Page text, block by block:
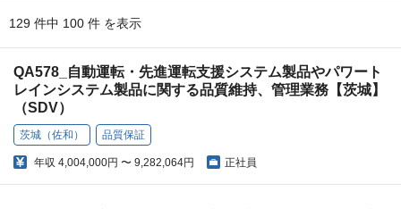
129 件中 100 件 を表示
QA578_自動運転・先進運転支援システム製品やパワート
レインシステム製品に関する品質維持、管理業務【茨城】
（SDV）
茨城（佐和） 品質保証
年収 4,004,000円 〜 9,282,064円 正社員